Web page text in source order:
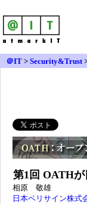
＠IT > Security&Trust
第1回 OATH
相原 敬雄
日本ベリサイン株式